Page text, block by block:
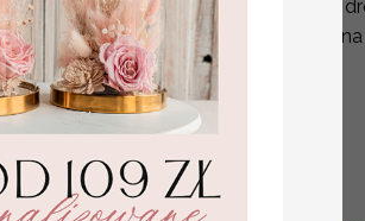
doceniają piękno naturalnego
Drewniana grawerowane
dodatkiem do wesela.
Okładka:sklejka 3 mm
Wymiar księgi: 21 cm x 30 cm
Personalizacja okładki: